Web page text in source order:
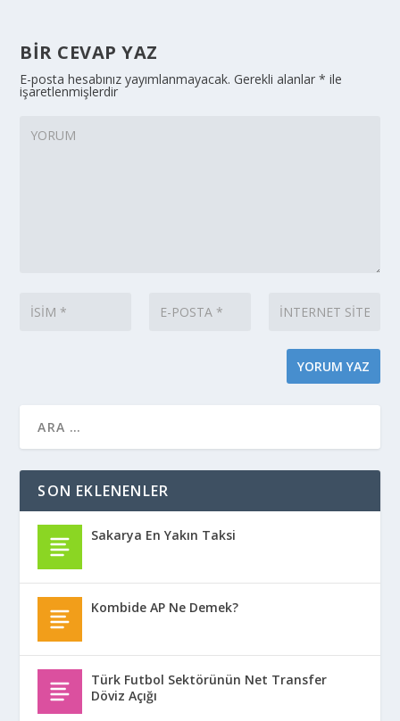
BIR CEVAP YAZ
E-posta hesabınız yayımlanmayacak. Gerekli alanlar* ile
işaretlenmişlerdir
SON EKLENENLER
Sakarya En Yakın Taksi
Kombide AP Ne Demek?
Türk Futbol Sektörünün Net Transfer
Döviz Açığı